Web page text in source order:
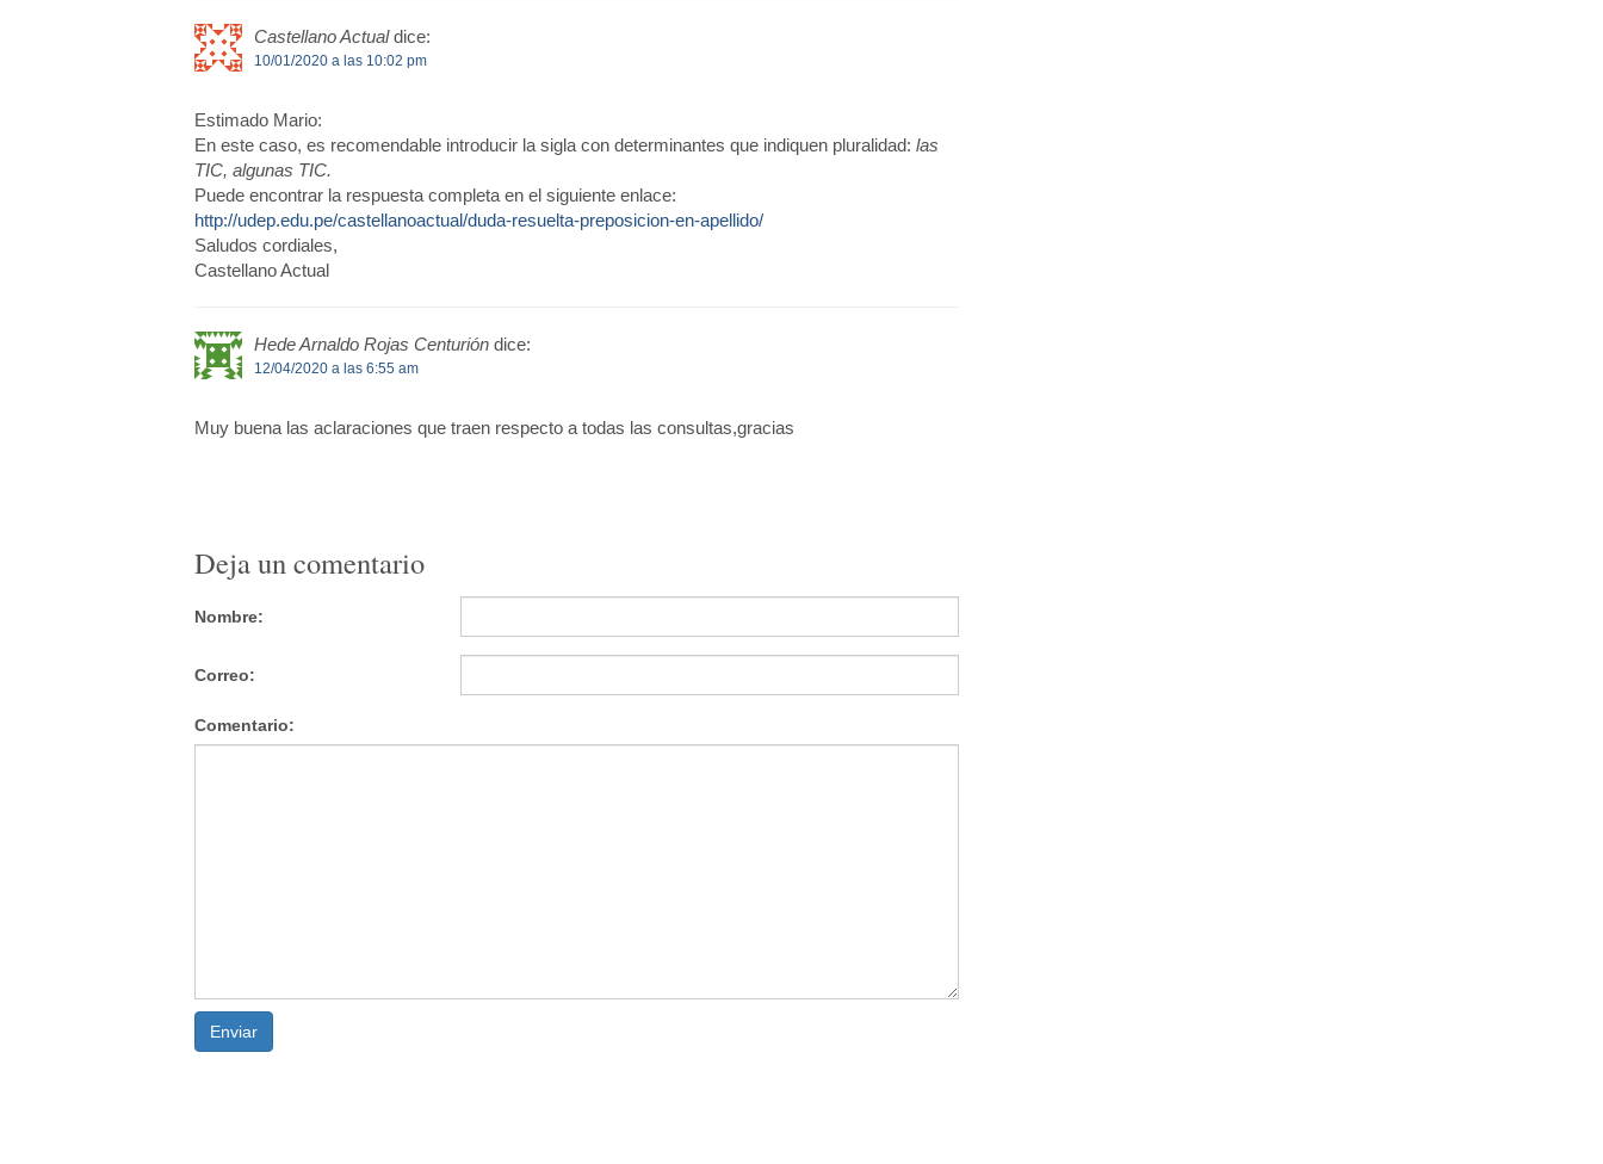
Castellano Actual dice:
10/01/2020 a las 10:02 pm
Estimado Mario:
En este caso, es recomendable introducir la sigla con determinantes que indiquen pluralidad: las
TIC, algunas TIC.
Puede encontrar la respuesta completa en el siguiente enlace:
http://udep.edu.pe/castellanoactual/duda-resuelta-preposicion-en-apellido/
Saludos cordiales,
Castellano Actual
Hede Arnaldo Rojas Centurión dice:
12/04/2020 a las 6:55 am
Muy buena las aclaraciones que traen respecto a todas las consultas,gracias
Deja un comentario
Nombre:
Correo:
Comentario:
Enviar